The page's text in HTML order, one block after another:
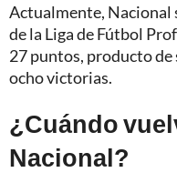
Actualmente, Nacional
de la Liga de Fútbol
27 puntos, producto
ocho victorias.
¿Cuándo
Nacional?